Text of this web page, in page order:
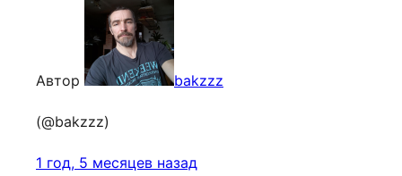
Автор bakzzz
(@bakzzz)
1 год, 5 месяцев назад